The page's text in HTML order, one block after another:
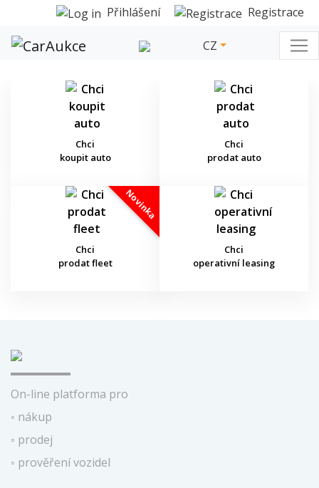
Přihlášení Registrace
CZ
Chci
koupit auto
Chci
prodat auto
Novinka
Chci
prodat fleet
Chci
operativní leasing
On-line platforma pro
◦ nákup
◦ prodej
◦ prověření vozidel